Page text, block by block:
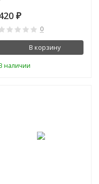
₽
0
В корзину
наличии